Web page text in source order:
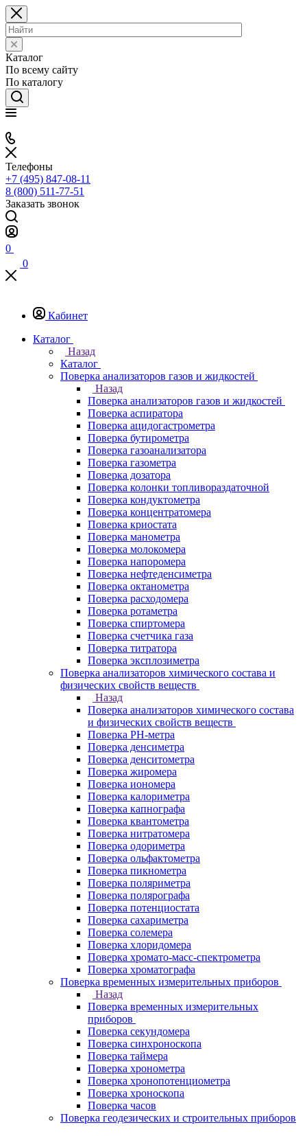
Каталог
По всему сайту
По каталогу
Телефоны
+7 (495) 847-08-11
8 (800) 511-77-51
Заказать звонок
0
0
Кабинет
Каталог
Назад
Каталог
Поверка анализаторов газов и жидкостей
Назад
Поверка анализаторов газов и жидкостей
Поверка аспиратора
Поверка ацидогастрометра
Поверка бутирометра
Поверка газоанализатора
Поверка газометра
Поверка дозатора
Поверка колонки топливораздаточной
Поверка кондуктометра
Поверка концентратомера
Поверка криостата
Поверка манометра
Поверка молокомера
Поверка напоромера
Поверка нефтеденсиметра
Поверка октанометра
Поверка расходомера
Поверка ротаметра
Поверка спиртомера
Поверка счетчика газа
Поверка титратора
Поверка эксплозиметра
Поверка анализаторов химического состава и
физических свойств веществ
Назад
Поверка анализаторов химического состава
и физических свойств веществ
Поверка PH-метра
Поверка денсиметра
Поверка денситометра
Поверка жиромера
Поверка иономера
Поверка калориметра
Поверка капнографа
Поверка квантометра
Поверка нитратомера
Поверка одориметра
Поверка ольфактометра
Поверка пикнометра
Поверка поляриметра
Поверка полярографа
Поверка потенциостата
Поверка сахариметра
Поверка солемера
Поверка хлоридомера
Поверка хромато-масс-спектрометра
Поверка хроматографа
Поверка временных измерительных приборов
Назад
Поверка временных измерительных
приборов
Поверка секундомера
Поверка синхроноскопа
Поверка таймера
Поверка хронометра
Поверка хронопотенциометра
Поверка хроноскопа
Поверка часов
Поверка геодезических и строительных приборов